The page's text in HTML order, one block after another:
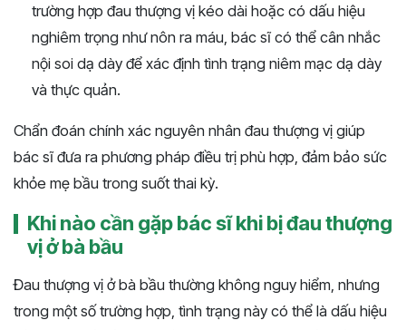
trường hợp đau thượng vị kéo dài hoặc có dấu hiệu
nghiêm trọng như nôn ra máu, bác sĩ có thể cân nhắc
nội soi dạ dày để xác định tình trạng niêm mạc dạ dày
và thực quản.
Chẩn đoán chính xác nguyên nhân đau thượng vị giúp
bác sĩ đưa ra phương pháp điều trị phù hợp, đảm bảo sức
khỏe mẹ bầu trong suốt thai kỳ.
Khi nào cần gặp bác sĩ khi bị đau thượng
vị ở bà bầu
Đau thượng vị ở bà bầu thường không nguy hiểm, nhưng
trong một số trường hợp, tình trạng này có thể là dấu hiệu